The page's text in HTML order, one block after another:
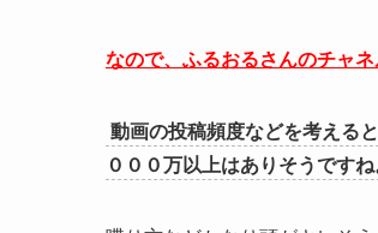
なので、ふるおるさんのチャ
動画の投稿頻度などを考える
０００万以上はありそうですね